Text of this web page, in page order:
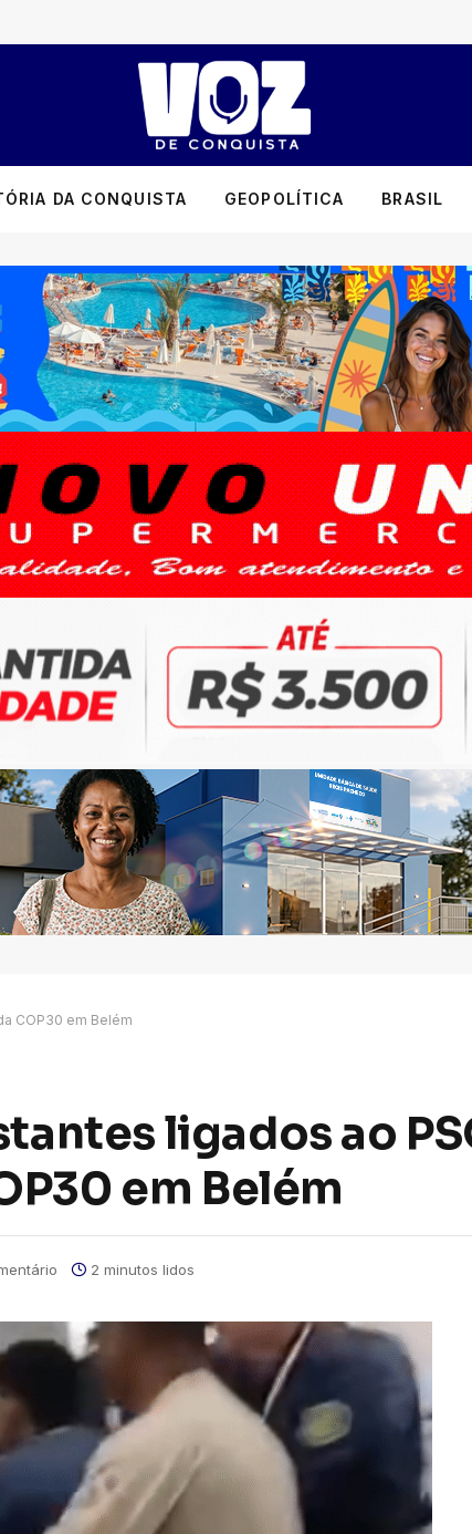
DA CONQUISTA GEOPOLÍTICA BRASIL
COP30 em Belém
ligados ao
em Belém
2 minutos lidos